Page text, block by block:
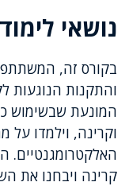
נושאי לימוד
בקורס זה,
והתקנות הנוגעות
המונעת שבשימוש
וקרינה, וילמדו על
האלקטרומגנטיים.
קרינה ויבחנו את